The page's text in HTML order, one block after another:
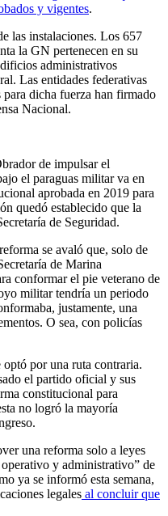
y vigentes.
las instalaciones. Los 657
la GN pertenecen en su
administrativos
Las entidades federativas
dicha fuerza han firmado
Nacional.
de impulsar el
el paraguas militar va en
aprobada en 2019 para
quedó establecido que la
de Seguridad.
se avaló que, solo de
de Marina
conformar el pie veterano de
militar tendría un periodo
justamente, una
O sea, con policías
por una ruta contraria.
el partido oficial y sus
constitucional para
no logró la mayoría
una reforma solo a leyes
y administrativo” de
ya se informó esta semana,
legales al concluir que